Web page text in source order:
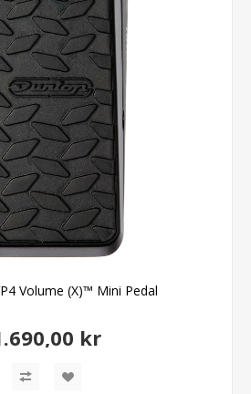
Volume (X)™ Mini Pedal
kr